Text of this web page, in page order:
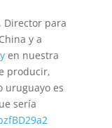
Director para
y a
en nuestra
producir,
uruguayo es
sería